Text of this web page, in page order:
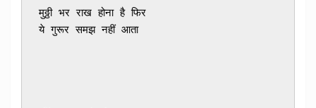
मुठ्ठी भर राख होना है फिर
ये गुरूर समझ नहीं आता